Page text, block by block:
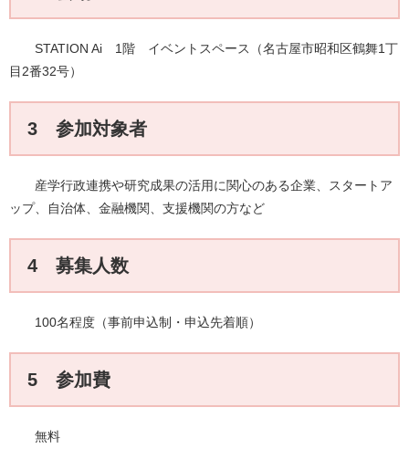
STATION Ai 1階 イベントスペース（名古屋市昭和区鶴舞1丁
目2番32号）
3 参加対象者
産学行政連携や研究成果の活用に関心のある企業、スタートア
ップ、自治体、金融機関、支援機関の方など
4 募集人数
100名程度（事前申込制・申込先着順）
5 参加費
無料